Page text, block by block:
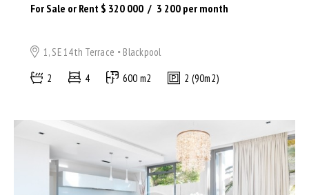
Price
Air Conditioning (9)
Barbeque (11)
Dryer (9)
Gym (12)
For Sale or Rent $ 320 000 3 200 per month
1, SE 14th Terrace
Blackpool
2
4 600 m2 2 (90m2)